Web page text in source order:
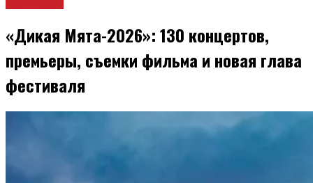
«Дикая Мята-2026»: 130 концертов,
премьеры, съемки фильма и новая глава
фестиваля